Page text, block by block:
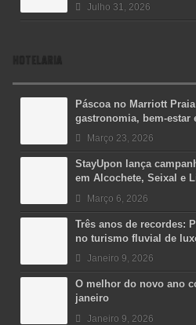
Julho 31, 2026
HOTELARIA
Páscoa no Marriott
gastronomia, bem-estar
Março 23, 2026
StayUpon lança
em Alcochete, Seixal e
Março 6, 2026
Três anos de recordes:
no turismo fluvial de
Janeiro 9, 2026
O melhor do novo ano
janeiro
Janeiro 9, 2026